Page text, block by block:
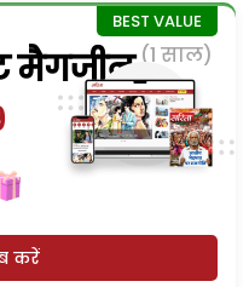
मैगजीन (1 साल)
करें